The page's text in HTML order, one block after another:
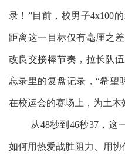
录！”目前，校男子4x100
距离这一目标仅有毫厘之
改良交接棒节奏，拉长队
忘录里的复盘记录，“希望
在校运会的赛场上，为土木
从48秒到46秒37，这
如何用热爱战胜阻力、用